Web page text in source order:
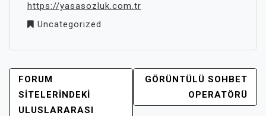
https://yasasozluk.com.tr
Uncategorized
YAZI
GEZINMESI
FORUM
SITELERINDEKI
ULUSLARARASI
GÖRÜNTÜLÜ SOHBET
OPERATÖRÜ